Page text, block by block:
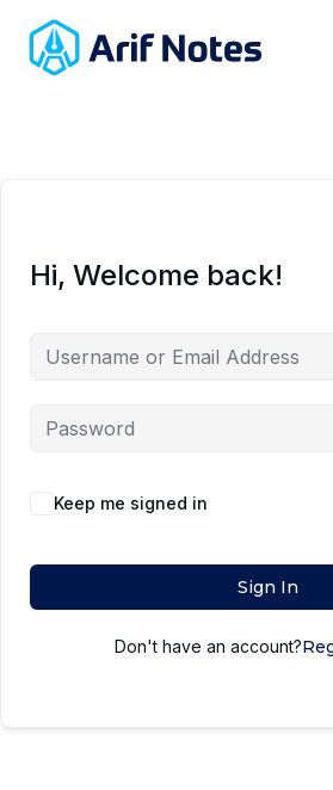
Hi, Welcome back!
Keep me signed in
Sign In
Don't have an account?